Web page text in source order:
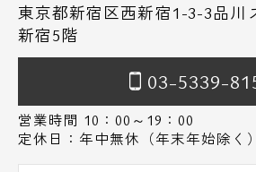
東京都新宿区西新宿1-3-3品川
新宿5階
03-5339-
営業時間 10：00～19：00
定休日：年中無休（年末年始除く）